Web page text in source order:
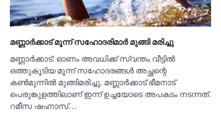
മണ്ണാർക്കാട് മൂന്ന് സഹോദരിമാർ മുങ്ങി മരിച്ചു
മണ്ണാർക്കാട്: ഓണം അവധിക്ക് സ്വന്തം വീട്ടില്‍
ഒത്തുകൂടിയ മൂന്ന് സഹോദരങ്ങള്‍ അച്ഛന്റെ
കണ്‍മുന്നില്‍ മുങ്ങിമരിച്ചു. മണ്ണാര്‍ക്കാട് ഭീമനാട്
പെരുങ്കുളത്തിലാണ് ഇന്ന് ഉച്ചയോടെ അപകടം നടന്നത്.
റമീസ ഷഹ്നാസ്…